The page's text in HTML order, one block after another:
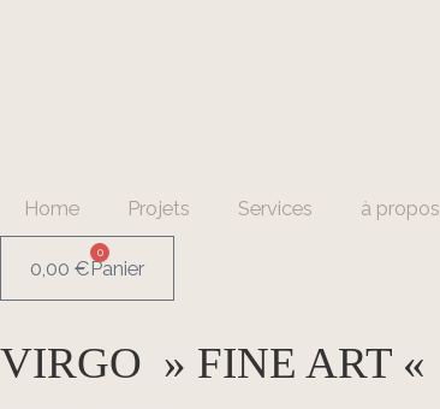
Home Projets Services à propos
0,00 €
0
Panier
VIRGO » FINE ART «